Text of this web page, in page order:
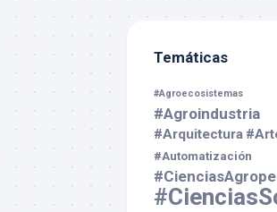
Temáticas
#Agroecosistemas
#Agroindustria
#Arquitectura
#Automatización